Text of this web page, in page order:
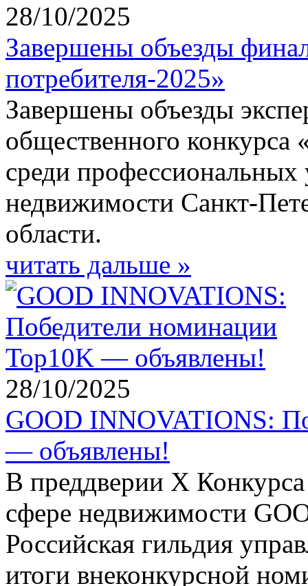
28/10/2025
Завершены объезды
потребителя-2025»
Завершены объезды
общественного конкурса
среди профессиональных
недвижимости Санкт-
области.
читать дальше »
28/10/2025
GOOD INNOVATIONS:
— объявлены!
В преддверии X
сфере недвижимости
Российская гильдия
итоги внеконкурсной